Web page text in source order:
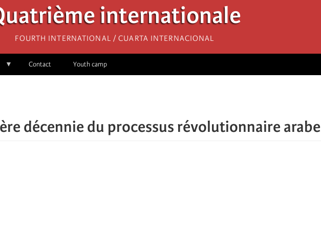
internationale
Fourth International / Cuarta Internacional
Contact Youth camp
décennie du processus révolutionnaire arabe